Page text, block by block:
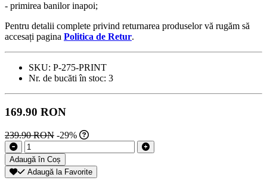
- primirea banilor inapoi;
Pentru detalii complete privind returnarea produselor vă rugăm să
accesați pagina Politica de Retur.
SKU: P-275-PRINT
Nr. de bucăti în stoc: 3
169.90 RON
239.90 RON -29%
Adaugă în Coș
Adaugă la Favorite